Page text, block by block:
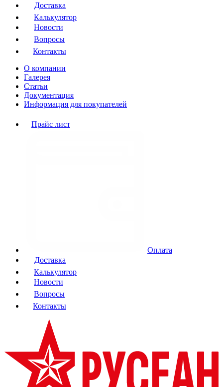
Доставка
Калькулятор
Новости
Вопросы
Контакты
О компании
Галерея
Статьи
Документация
Информация для покупателей
Прайс лист
Оплата
Доставка
Калькулятор
Новости
Вопросы
Контакты